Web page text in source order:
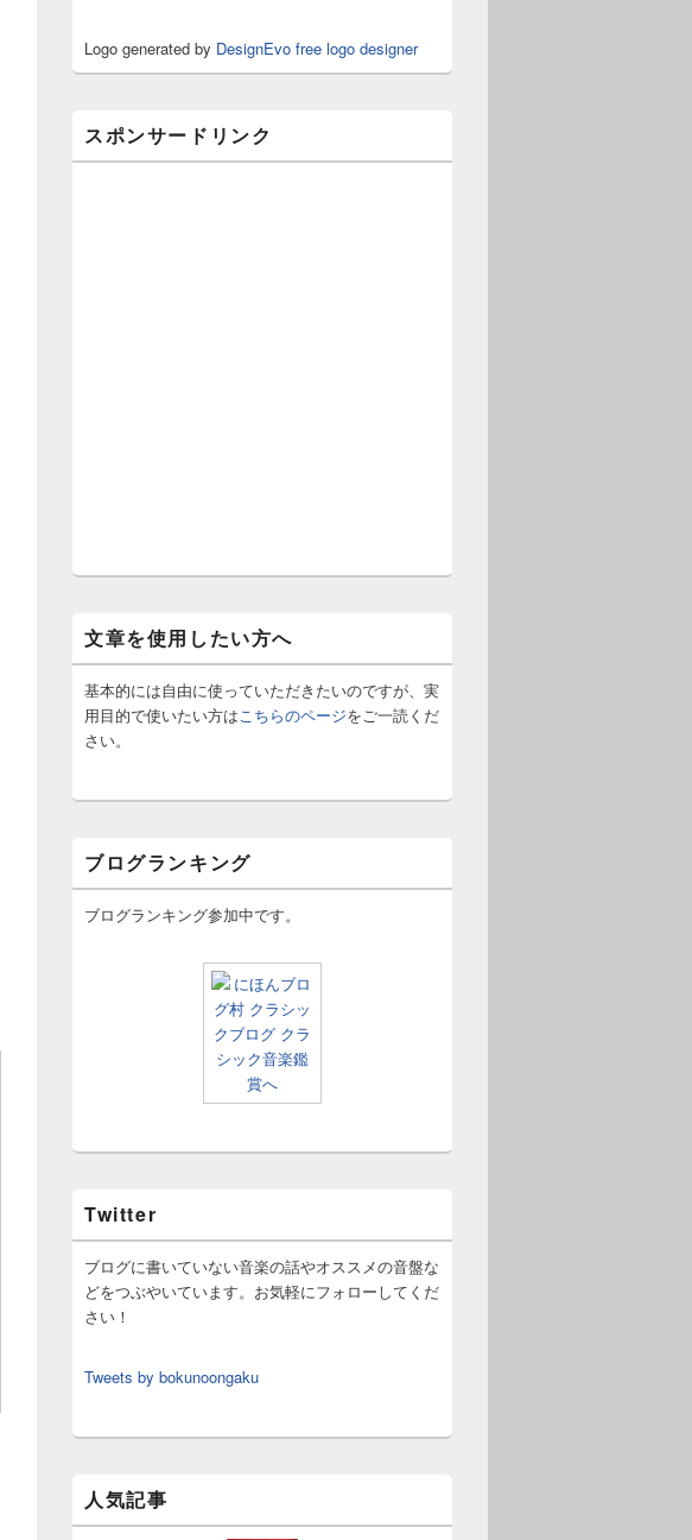
Logo generated by DesignEvo free logo designer
スポンサードリンク
文章を使用したい方へ
基本的には自由に使っていただきたいのですが、実
用目的で使いたい方は こちらのページをご一読くだ
さい。
ブログランキング
ブログランキング参加中です。
Twitter
ブログに書いていない音楽の話やオススメの音盤な
どをつぶやいています。お気軽にフォローしてくだ
さい！
Tweets by bokunoongaku
人気記事